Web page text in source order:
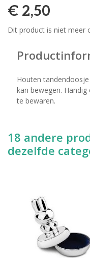
€ 2,50
Dit product is niet meer
Houten
kan bewegen.
te bewaren.
18 andere
dezelfde